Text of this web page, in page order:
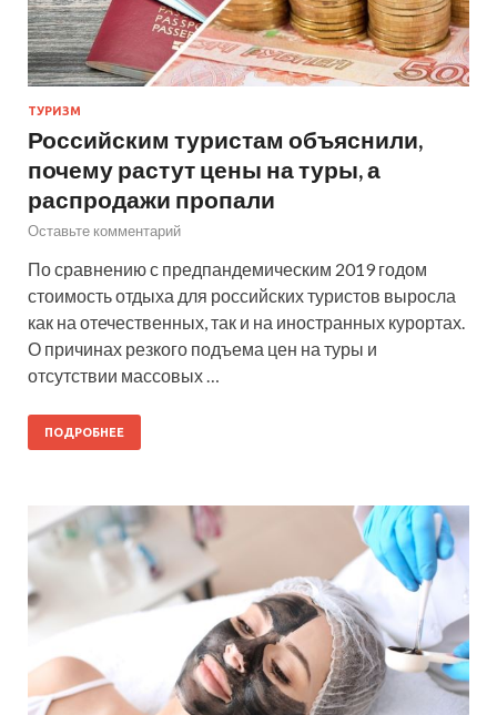
ТУРИЗМ
Российским туристам объяснили,
почему растут цены на туры, а
распродажи пропали
Оставьте комментарий
По сравнению с предпандемическим 2019 годом
стоимость отдыха для российских туристов выросла
как на отечественных, так и на иностранных курортах.
О причинах резкого подъема цен на туры и
отсутствии массовых …
ПОДРОБНЕЕ